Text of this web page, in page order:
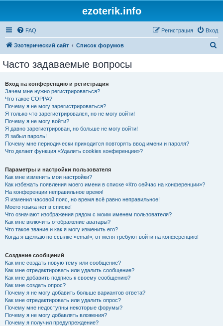
ezoterik.info
FAQ Вход
Регистрация
Эзотерический сайт Список форумов
Часто задаваемые вопросы
Вход на конференцию и регистрация
Зачем мне нужно регистрироваться?
Что такое COPPA?
Почему я не могу зарегистрироваться?
Я только что зарегистрировался, но не могу войти!
Почему я не могу войти?
Я давно зарегистрирован, но больше не могу войти!
Я забыл пароль!
Почему мне периодически приходится повторять ввод имени и пароля?
Что делает функция «Удалить cookies конференции»?
Параметры и настройки пользователя
Как мне изменить мои настройки?
Как избежать появления моего имени в списке «Кто сейчас на конференции»?
На конференции неправильное время!
Я изменил часовой пояс, но время всё равно неправильное!
Моего языка нет в списке!
Что означают изображения рядом с моим именем пользователя?
Как мне включить отображение аватары?
Что такое звание и как я могу изменить его?
Когда я щёлкаю по ссылке «email», от меня требуют войти на конференцию!
Создание сообщений
Как мне создать новую тему или сообщение?
Как мне отредактировать или удалить сообщение?
Как мне добавить подпись к своему сообщению?
Как мне создать опрос?
Почему я не могу добавить больше вариантов ответа?
Как мне отредактировать или удалить опрос?
Почему мне недоступны некоторые форумы?
Почему я не могу добавлять вложения?
Почему я получил предупреждение?